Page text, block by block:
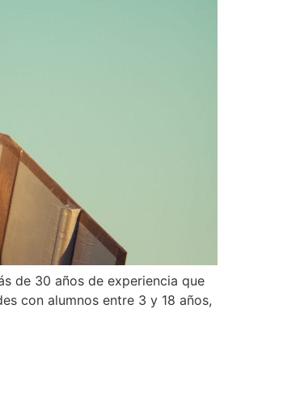
de 30 años de experiencia que
con alumnos entre 3 y 18 años,